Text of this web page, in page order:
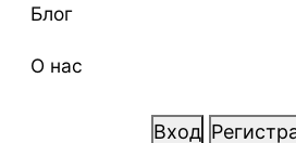
Блог
О нас
Вход